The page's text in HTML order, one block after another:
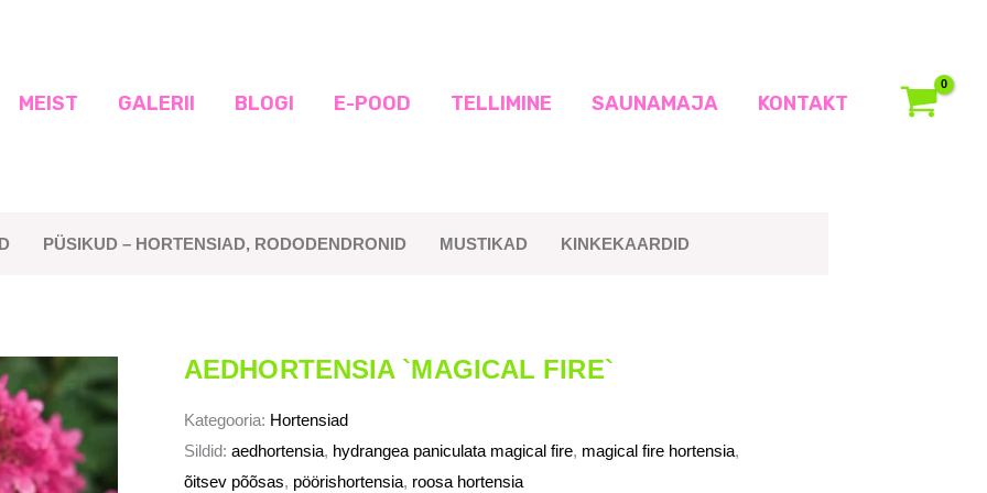
MEIST GALERII BLOGI E-POOD TELLIMINE SAUNAMAJA KONTAKT
PÜSIKUD – HORTENSIAD, RODODENDRONID MUSTIKAD KINKEKAARDID
AEDHORTENSIA `MAGICAL FIRE`
Kategooria: Hortensiad
Sildid: aedhortensia, hydrangea paniculata magical fire, magical fire hortensia,
õitsev põõsas, pöörishortensia, roosa hortensia